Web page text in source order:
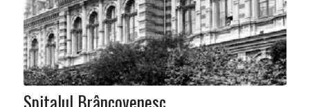
Spitalul Brâncovenesc